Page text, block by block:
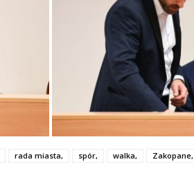
rada miasta, spór, walka, Zakopane,